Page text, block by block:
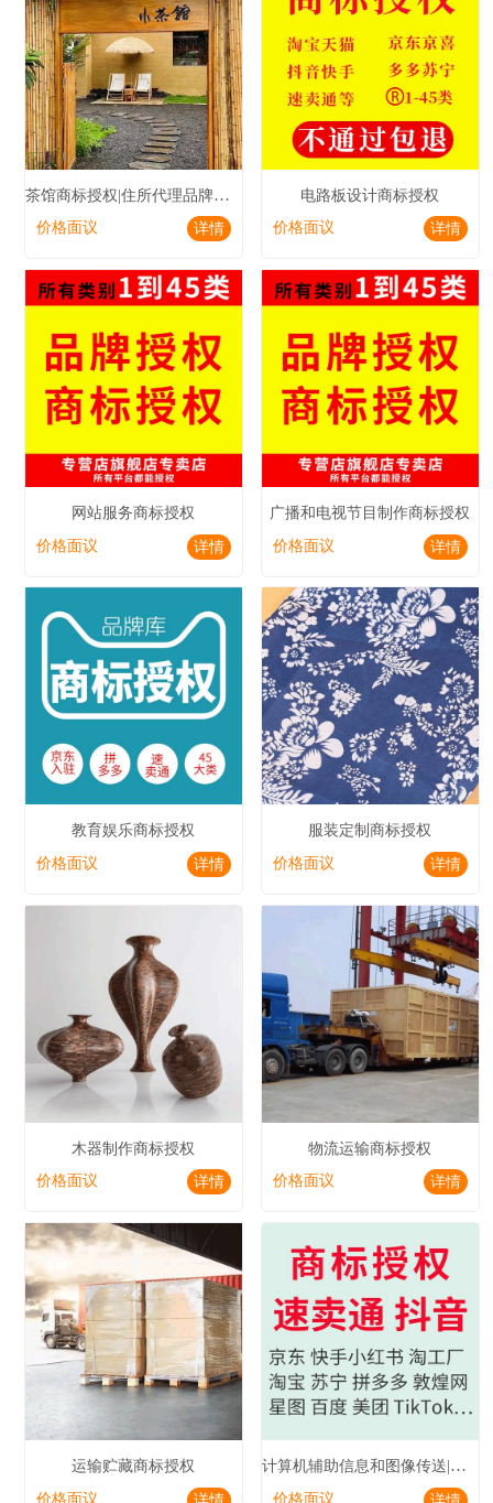
茶馆商标授权|住所代理品牌授权|咖啡馆商标授权
价格面议 详情
电路板设计商标授权
价格面议
详情
网站服务商标授权
价格面议
详情
广播和电视节目制作商标授权
价格面议
详情
教育娱乐商标授权
价格面议
详情
服装定制商标授权
价格面议
详情
木器制作商标授权
价格面议
详情
物流运输商标授权
价格面议
详情
运输贮藏商标授权
价格面议
计算机辅助信息和图像传送|电视播放商标授权
价格面议